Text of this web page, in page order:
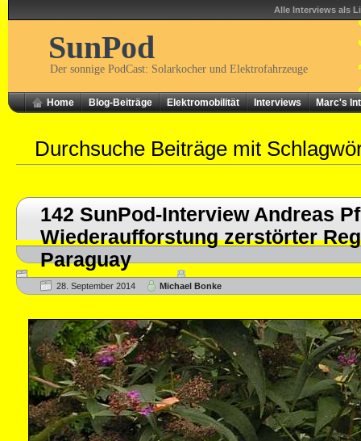
Alle Interviews als
SunPod
Der sonnige PodCast: Solarkocher und Elektrofahrzeuge
Home Blog-Beiträge Elektromobilität Interviews Marc's
Durchsuche Beiträge mit
142 SunPod-Interview Andreas
Wiederaufforstung zerstörter
Paraguay
28. September 2014 Michael Bonke